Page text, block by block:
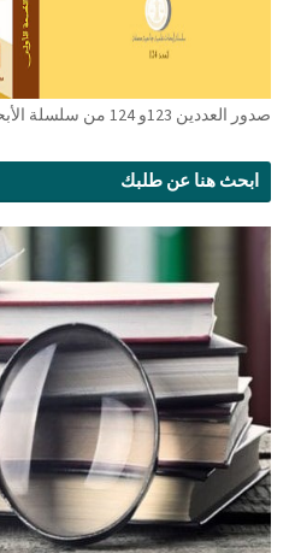
صدور العددين 123و 124 من سلسلة الأبحاث المعمقة بتاريخ 01/09/2024
ابحث هنا عن طلبك